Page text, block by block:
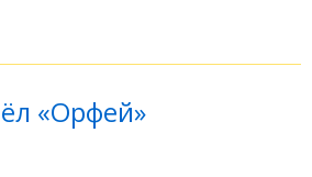
«Орфей»